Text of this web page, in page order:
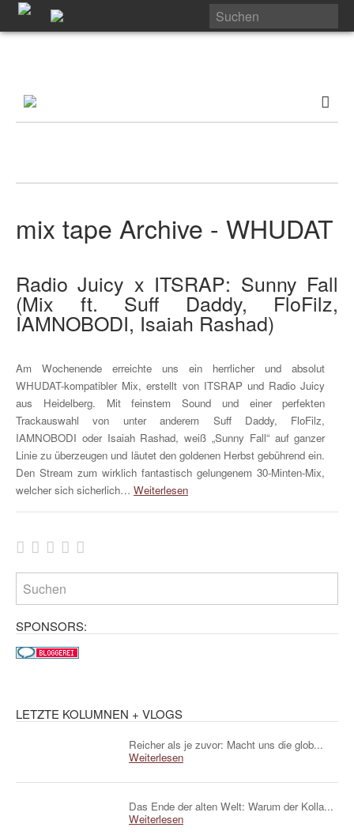
mix tape Archive - WHUDAT
Radio Juicy x ITSRAP: Sunny Fall
(Mix ft. Suff Daddy, FloFilz,
IAMNOBODI, Isaiah Rashad)
Am Wochenende erreichte uns ein herrlicher und absolut
WHUDAT-kompatibler Mix, erstellt von ITSRAP und Radio Juicy
aus Heidelberg. Mit feinstem Sound und einer perfekten
Trackauswahl von unter anderem Suff Daddy, FloFilz,
IAMNOBODI oder Isaiah Rashad, weiß „Sunny Fall“ auf ganzer
Linie zu überzeugen und läutet den goldenen Herbst gebührend ein.
Den Stream zum wirklich fantastisch gelungenem 30-Minten-Mix,
welcher sich sicherlich… Weiterlesen
SPONSORS:
LETZTE KOLUMNEN + VLOGS
Reicher als je zuvor: Macht uns die glob...
Weiterlesen
Das Ende der alten Welt: Warum der Kolla...
Weiterlesen